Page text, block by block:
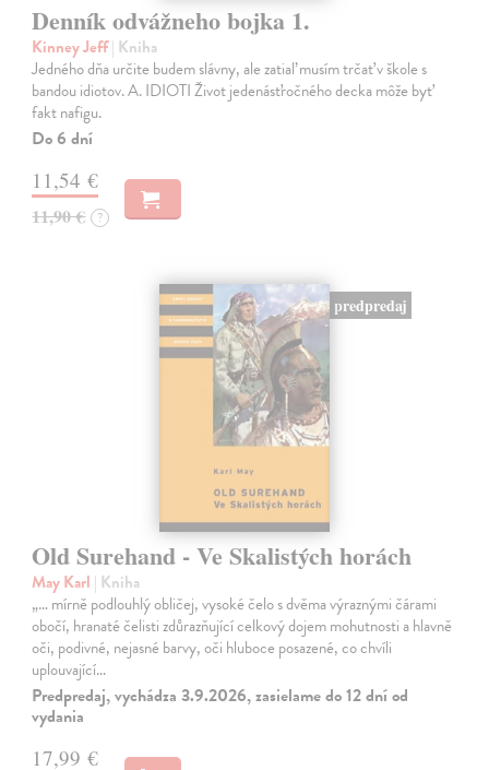
Denník odvážneho bojka 1.
Kinney Jeff| Kniha
Jedného dňa určite budem slávny, ale zatiaľ musím trčať v škole s
bandou idiotov. A. IDIOTI Život jedenásťročného decka môže byť
fakt nafigu.
Do 6 dní
11,54 €
11,90 € ?
predpredaj
Old Surehand - Ve Skalistých horách
May Karl | Kniha
„… mírně podlouhlý obličej, vysoké čelo s dvěma výraznými čárami
obočí, hranaté čelisti zdůrazňující celkový dojem mohutnosti a hlavně
oči, podivné, nejasné barvy, oči hluboce posazené, co chvíli
uplouvající…
Predpredaj, vychádza 3.9.2026, zasielame do 12 dní od
vydania
17,99 €